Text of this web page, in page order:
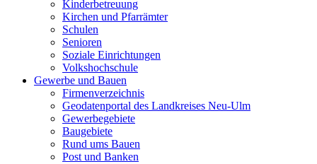
Kinderbetreuung
Kirchen und Pfarrämter
Schulen
Senioren
Soziale Einrichtungen
Volkshochschule
Gewerbe und Bauen
Firmenverzeichnis
Geodatenportal des Landkreises Neu-Ulm
Gewerbegebiete
Baugebiete
Rund ums Bauen
Post und Banken